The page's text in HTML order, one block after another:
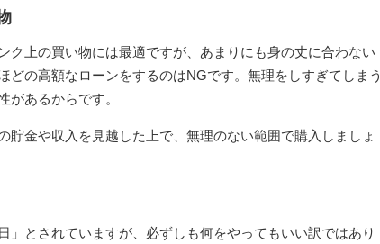
ク上の買い物には最適ですが、あまりにも身の丈に合わない
どの高額なローンをするのはNGです。無理をしすぎてしまう
があるからです。
貯金や収入を見越した上で、無理のない範囲で購入しましょ
」とされていますが、必ずしも何をやってもいい訳ではあり